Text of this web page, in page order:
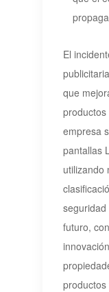
El
que
empresa
pantallas
utilizando
futuro,